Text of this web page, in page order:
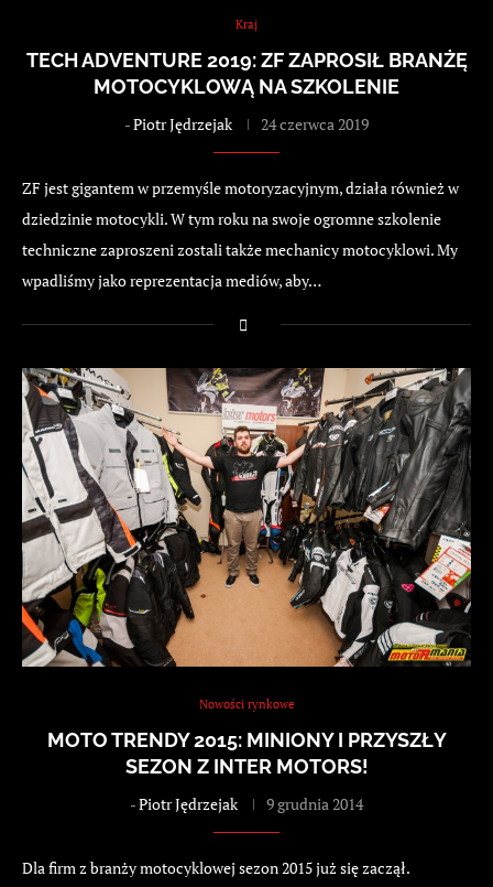
Kraj
TECH ADVENTURE 2019: ZF ZAPROSIŁ BRANŻĘ
MOTOCYKLOWĄ NA SZKOLENIE
-Piotr Jędrzejak 24 czerwca 2019
ZF jest gigantem w przemyśle motoryzacyjnym, działa również w
dziedzinie motocykli. W tym roku na swoje ogromne szkolenie
techniczne zaproszeni zostali także mechanicy motocyklowi. My
wpadliśmy jako reprezentacja mediów, aby…
Nowości rynkowe
MOTO TRENDY 2015: MINIONY I PRZYSZŁY
SEZON Z INTER MOTORS!
-Piotr Jędrzejak 9 grudnia 2014
Dla firm z branży motocyklowej sezon 2015 już się zaczął.